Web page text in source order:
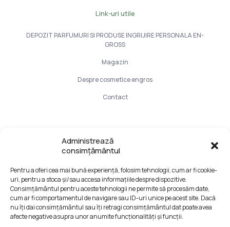
Administrează
consimțământul
Pentru a oferi cea mai bună experiență, folosim tehnologii, cum ar fi cookie-
uri, pentru a stoca și/sau accesa informațiile despre dispozitive.
Consimțământul pentru aceste tehnologii ne permite să procesăm date,
cum ar fi comportamentul de navigare sau ID-uri unice pe acest site. Dacă
nu îți dai consimțământul sau îți retragi consimțământul dat poate avea
afecte negative asupra unor anumite funcționalități și funcții.
Link-uri utile
DEPOZIT PARFUMURI SI PRODUSE INGRIJIRE PERSONALA EN-
GROSS
Magazin
Despre cosmetice engros
Contact
LIVRARE SI PLATA
CONFIDENTIALITATE DATELOR
TERMENI SI CONDITII
Formular retur